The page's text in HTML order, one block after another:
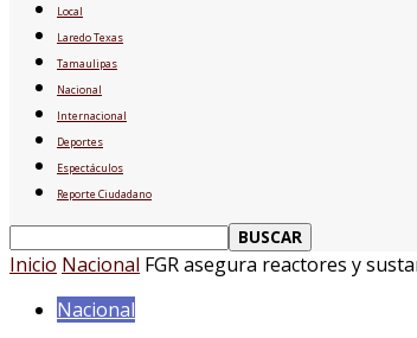
Local
Laredo Texas
Tamaulipas
Nacional
Internacional
Deportes
Espectáculos
Reporte Ciudadano
Inicio Nacional FGR asegura reactores y
Nacional